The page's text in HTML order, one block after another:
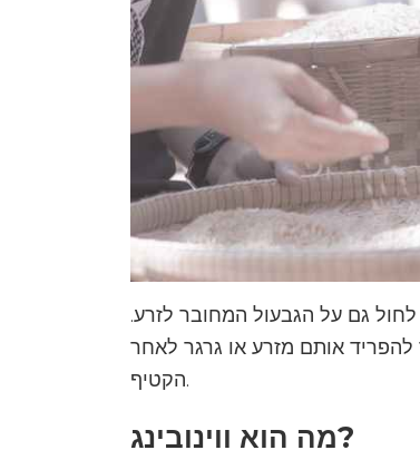
גם על הגבעול המחובר לזרע.
להפריד אותם מזרע או גרגר לאחר
הקטיף.
מה הוא ווינובינג?